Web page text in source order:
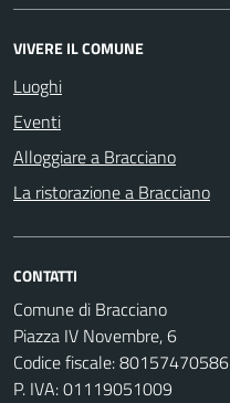
VIVERE IL COMUNE
Luoghi
Eventi
Alloggiare a Bracciano
La ristorazione a Bracciano
CONTATTI
Comune di Bracciano
Piazza IV Novembre, 6
Codice fiscale: 80157470586
P. IVA: 01119051009